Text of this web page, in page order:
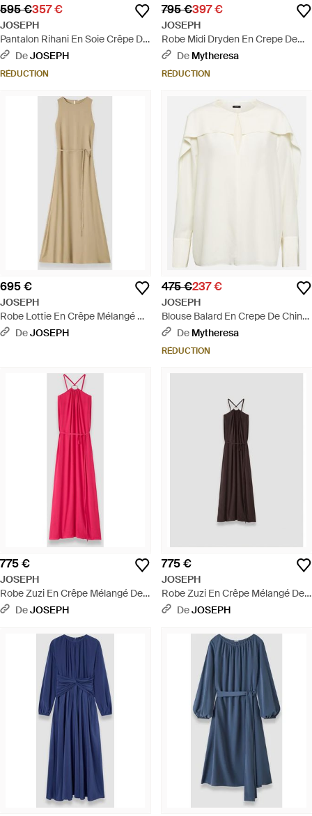
595 €357 €
JOSEPH
Pantalon Rihani En Soie Crêpe De
Chine - Vert
DeJOSEPH
RÉDUCTION
795 €397 €
JOSEPH
Robe Midi Dryden En Crepe De
Soie - Neutre
De Mytheresa
RÉDUCTION
695 €
JOSEPH
Robe Lottie En Crêpe Mélangé De
Soie - Neutre
DeJOSEPH
475 €237 €
JOSEPH
Blouse Balard En Crepe De Chine
De Soie - Blanc
De Mytheresa
RÉDUCTION
775 €
JOSEPH
Robe Zuzi En Crêpe Mélangé De
Soie - Rose
DeJOSEPH
775 €
JOSEPH
Robe Zuzi En Crêpe Mélangé De
Soie - Marron
DeJOSEPH